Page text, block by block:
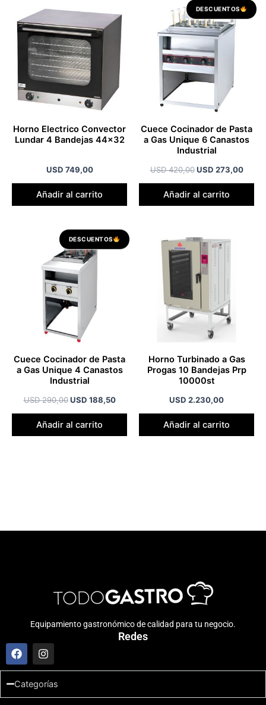
Horno Electrico Convector
Lundar 4 Bandejas 44×32
USD 749,00
Añadir al carrito
DESCUENTOS
Cuece Cocinador de Pasta
a Gas Unique 6 Canastos
Industrial
USD420,00
El
original
era:
USD 420,00.
USD 273,00
El
Añadir al carrito
DESCUENTOS
Cuece Cocinador de Pasta
a Gas Unique 4 Canastos
Industrial
USD290,00
El
original
era:
USD 290,00.
USD 188,50
El
precio
USD 188,50.
Añadir al carrito
Horno Turbinado a Gas
Progas 10 Bandejas Prp
10000st
USD 2.230,00
Añadir al carrito
Equipamiento gastronómico de calidad para tu negocio.
Redes
F
a
c
e
b
o
I
n
s
t
a
g
Categorías